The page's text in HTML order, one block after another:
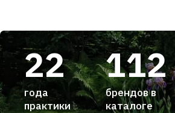
22
года
практики
112
брендов в
каталоге